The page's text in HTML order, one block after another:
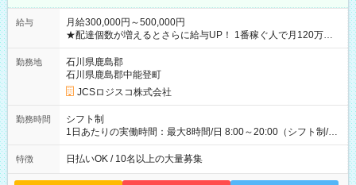
給与
月給300,000円～500,000円
★配達個数が増えるとさらに給与UP！ 1番稼ぐ人で月120万ほ
ど！ ・主要都市エリア 月収55万円／週5日稼働 月収65万~112
万円／週6日稼働 ・地方郊外エリア 月収40万円／週5日稼働 月
収40万円~50万円／週6日稼働 ＜モデルイメージ＞ ■月収50万
円 (27歳男性/江東区在住)※元建築関係 1日150個配達×25日勤務
(日休み) ■月収80万円(43歳男性/墨田区在住)※元営業 1日200個
勤務地
石川県鹿島郡
石川県鹿島郡中能登町
JCSロジスコ株式会社
勤務時間
シフト制
1日あたりの実働時間：最大8時間/日 8:00～20:00（シフト制/実
働8時間） ※週5日勤務（場所次第では週4も有り） ※配達状況
によって時間外での勤務可能性有り ※案件により多少の前後あ
特徴 日払いOK / 10名以上の大量募集